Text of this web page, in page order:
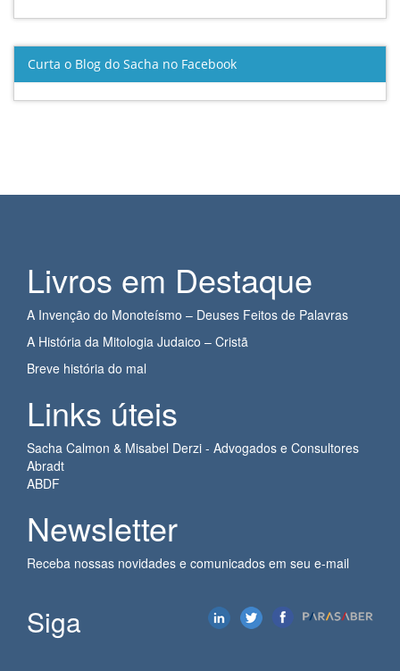
Curta o Blog do Sacha no Facebook
Livros em Destaque
A Invenção do Monoteísmo – Deuses Feitos de Palavras
A História da Mitologia Judaico – Cristã
Breve história do mal
Links úteis
Sacha Calmon & Misabel Derzi - Advogados e Consultores
Abradt
ABDF
Newsletter
Receba nossas novidades e comunicados em seu e-mail
Siga